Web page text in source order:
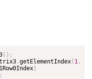
( ) ;
.getElementIndex( 1 ,
;